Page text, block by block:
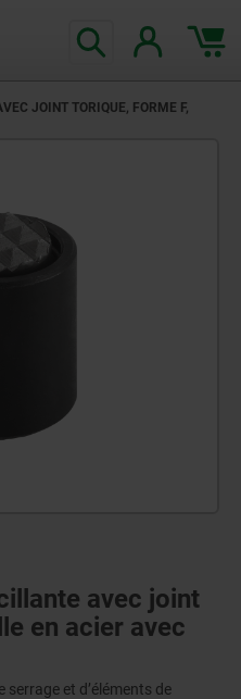
JOINT TORIQUE, FORME F,
avec joint
en acier avec
serrage et d’éléments de